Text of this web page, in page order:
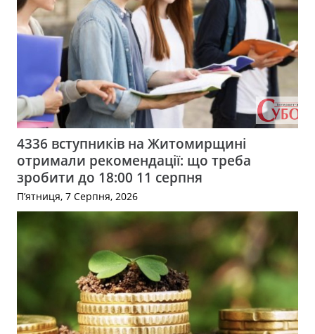
4336 вступників на Житомирщині
отримали рекомендації: що треба
зробити до 18:00 11 серпня
П’ятниця, 7 Серпня, 2026